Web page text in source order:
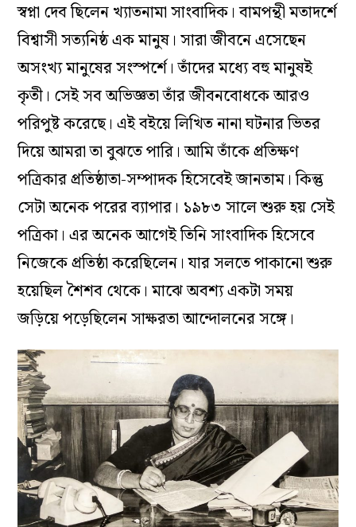
স্বপ্না দেব ছিলেন খ্যাতনামা সাংবাদিক। বামপন্থী মতাদর্শে
বিশ্বাসী সত্যনিষ্ঠ এক মানুষ। সারা জীবনে এসেছেন
অসংখ্য মানুষের সংস্পর্শে। তাঁদের মধ্যে বহু মানুষই
কৃতী। সেই সব অভিজ্ঞতা তাঁর জীবনবোধকে আরও
পরিপুষ্ট করেছে। এই বইয়ে লিখিত নানা ঘটনার ভিতর
দিয়ে আমরা তা বুঝতে পারি। আমি তাঁকে প্রতিক্ষণ
পত্রিকার প্রতিষ্ঠাতা-সম্পাদক হিসেবেই জানতাম। কিন্তু
সেটা অনেক পরের ব্যাপার। ১৯৮৩ সালে শুরু হয় সেই
পত্রিকা। এর অনেক আগেই তিনি সাংবাদিক হিসেবে
নিজেকে প্রতিষ্ঠা করেছিলেন। যার সলতে পাকানো শুরু
হয়েছিল শৈশব থেকে। মাঝে অবশ্য একটা সময়
জড়িয়ে পড়েছিলেন সাক্ষরতা আন্দোলনের সঙ্গে।